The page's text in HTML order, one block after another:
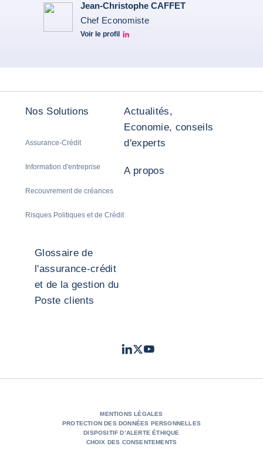
Jean-Christophe CAFFET
Chef Economiste
Voir le profil
JCC Linkedin
Nos Solutions
Assurance-Crédit
Information d'entreprise
Recouvrement de créances
Risques Politiques et de Crédit
Actualités,
Economie, conseils
d'experts
A propos
Glossaire de
l'assurance-crédit
et de la gestion du
Poste clients
LinkedIn
TwitterYoutube
MENTIONS LÉGALES
PROTECTION DES DONNÉES PERSONNELLES
DISPOSITIF D’ALERTE ÉTHIQUE
CHOIX DES CONSENTEMENTS